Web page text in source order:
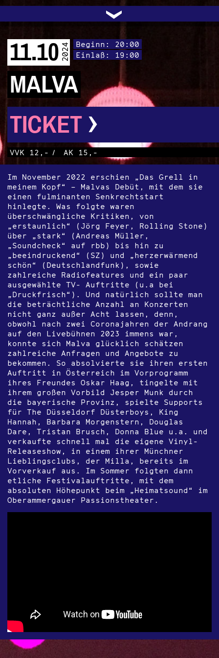
PROGRAMM
ARCHIV
AUDIO|VIDEO
LICHTBLICKE
TRANSIT
OFFENE TÜR
FACEBOOK
INSTAGRAM
KONTAKT
TRAFO
UNTERSTÜTZEN
POLITIK
›
MALVA
TICKET ›
VVK 12,- / AK 15,-
Beginn: 20:00
Einlaß: 19:00
11.102024
Im November 2022 erschien „Das Grell in
meinem Kopf“ – Malvas Debüt, mit dem sie
einen fulminanten Senkrechtstart
hinlegte. Was folgte waren
überschwängliche Kritiken, von
„erstaunlich“ (Jörg Feyer, Rolling Stone)
über „stark“ (Andreas Müller,
„Soundcheck“ auf rbb) bis hin zu
„beeindruckend“ (SZ) und „herzerwärmend
schön“ (Deutschlandfunk), sowie
zahlreiche Radiofeatures und ein paar
ausgewählte TV- Auftritte (u.a bei
„Druckfrisch“). Und natürlich sollte man
die beträchtliche Anzahl an Konzerten
nicht ganz außer Acht lassen, denn,
obwohl nach zwei Coronajahren der Andrang
auf den Livebühnen 2023 immens war,
konnte sich Malva glücklich schätzen
zahlreiche Anfragen und Angebote zu
bekommen. So absolvierte sie ihren ersten
Auftritt in Österreich im Vorprogramm
ihres Freundes Oskar Haag, tingelte mit
ihrem großen Vorbild Jesper Munk durch
die bayerische Provinz, spielte Supports
für The Düsseldorf Düsterboys, King
Hannah, Barbara Morgenstern, Douglas
Dare, Tristan Brusch, Donna Blue u.a. und
verkaufte schnell mal die eigene Vinyl-
Releaseshow, in einem ihrer Münchner
Lieblingsclubs, der Milla, bereits im
Vorverkauf aus. Im Sommer folgten dann
etliche Festivalauftritte, mit dem
absoluten Höhepunkt beim „Heimatsound“ im
Oberammergauer Passionstheater.